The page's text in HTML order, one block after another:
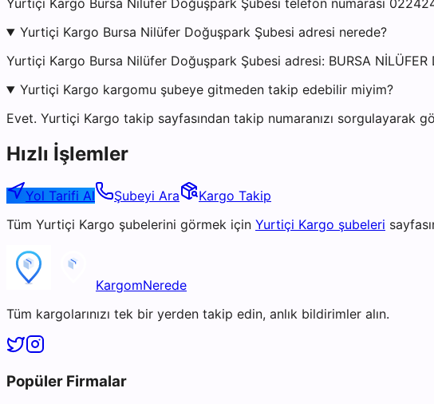
Yurtiçi Kargo Bursa Nilüfer Doğuşpark Şubesi telefon numarası
Yurtiçi Kargo Bursa Nilüfer Doğuşpark Şubesi adresi nerede?
Yurtiçi Kargo Bursa Nilüfer Doğuşpark Şubesi adresi: BURSA
Yurtiçi Kargo kargomu şubeye gitmeden takip edebilir miyim?
Evet. Yurtiçi Kargo takip sayfasından takip numaranızı sorgulayarak
Hızlı İşlemler
Yol Tarifi Al Şubeyi Ara
Kargo Takip
Tüm Yurtiçi Kargo şubelerini görmek için Yurtiçi Kargo şubeleri
KargomNerede
Tüm kargolarınızı tek bir yerden takip edin, anlık bildirimler alın.
Popüler Firmalar